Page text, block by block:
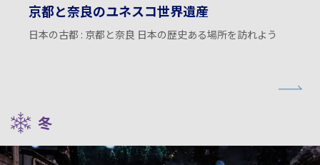
京都と奈良のユネスコ世界遺産
日本の古都 : 京都と奈良 日本の歴史ある場所を訪れよう
冬